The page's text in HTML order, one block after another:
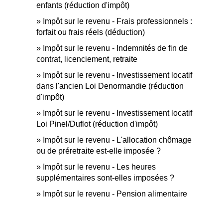
enfants (réduction d'impôt)
Impôt sur le revenu - Frais professionnels :
forfait ou frais réels (déduction)
Impôt sur le revenu - Indemnités de fin de
contrat, licenciement, retraite
Impôt sur le revenu - Investissement locatif
dans l'ancien Loi Denormandie (réduction
d'impôt)
Impôt sur le revenu - Investissement locatif
Loi Pinel/Duflot (réduction d'impôt)
Impôt sur le revenu - L'allocation chômage
ou de préretraite est-elle imposée ?
Impôt sur le revenu - Les heures
supplémentaires sont-elles imposées ?
Impôt sur le revenu - Pension alimentaire